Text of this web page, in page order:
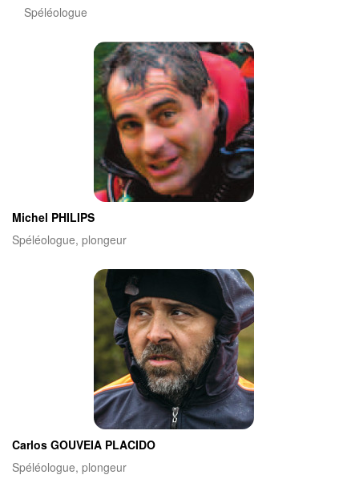
Spéléologue
Michel PHILIPS
Spéléologue, plongeur
Carlos GOUVEIA PLACIDO
Spéléologue, plongeur